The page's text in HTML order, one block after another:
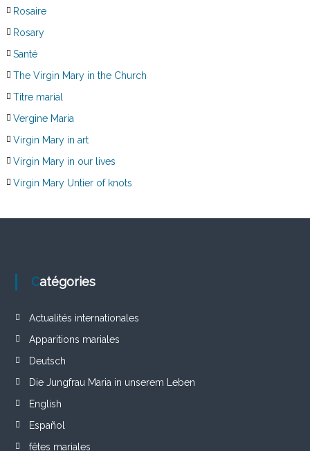
Rosaire
Rosary
Santé
The Virgin Mary in the Church
Titre marial
Vergine Maria
Virgin Mary in art
Virgin Mary in our lives
Virgin Mary Untier of knots
Catégories
Actualités internationales
Apparitions mariales
Deutsch
Die Jungfrau Maria in unserem Leben
English
Español
fêtes mariales